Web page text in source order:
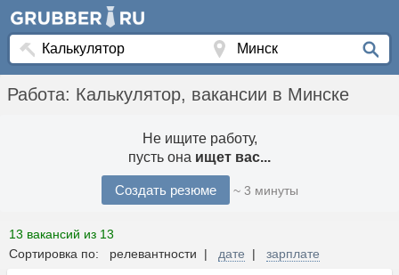
Работа: Калькулятор, вакансии в Минске
Не ищите работу,
пусть она ищет вас...
Создать резюме ~ 3 минуты
13 вакансий из 13
Сортировка по: релевантности | дате | зарплате